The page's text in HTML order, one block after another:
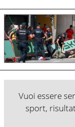
Vuoi essere
sport,